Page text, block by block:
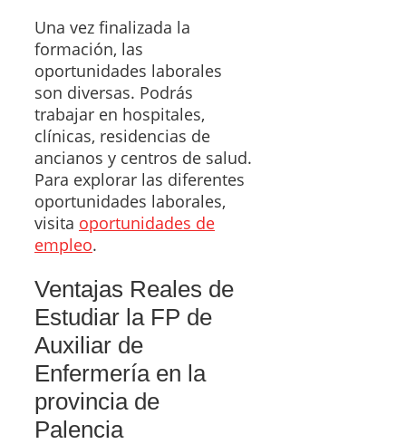
Una vez finalizada la
formación, las
oportunidades laborales
son diversas. Podrás
trabajar en hospitales,
clínicas, residencias de
ancianos y centros de salud.
Para explorar las diferentes
oportunidades laborales,
visita oportunidades de
empleo.
Ventajas Reales de
Estudiar la FP de
Auxiliar de
Enfermería en la
provincia de
Palencia